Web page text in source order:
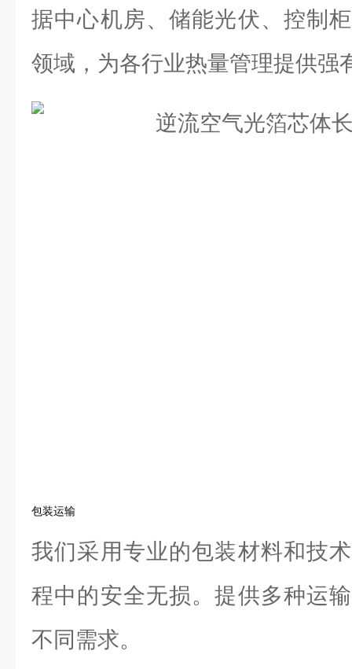
据中心机房、储能光伏、控制
领域，为各行业热量管理提供强
包装运输
我们采用专业的包装材料和技
程中的安全无损。提供多种运
不同需求。